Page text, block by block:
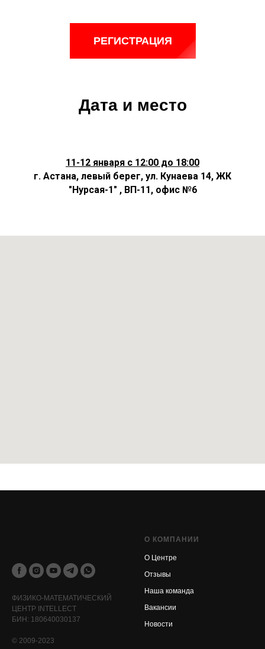
РЕГИСТРАЦИЯ
Дата и место
11-12 января с 12:00 до 18:00
г. Астана, левый берег, ул. Кунаева 14, ЖК
"Нурсая-1" , ВП-11, офис №6
ФИЗИКО-МАТЕМАТИЧЕСКИЙ
ЦЕНТР INTELLECT
БИН: 180640030137
© 2009-2023
О КОМПАНИИ
О Центре
Отзывы
Наша команда
Вакансии
Новости